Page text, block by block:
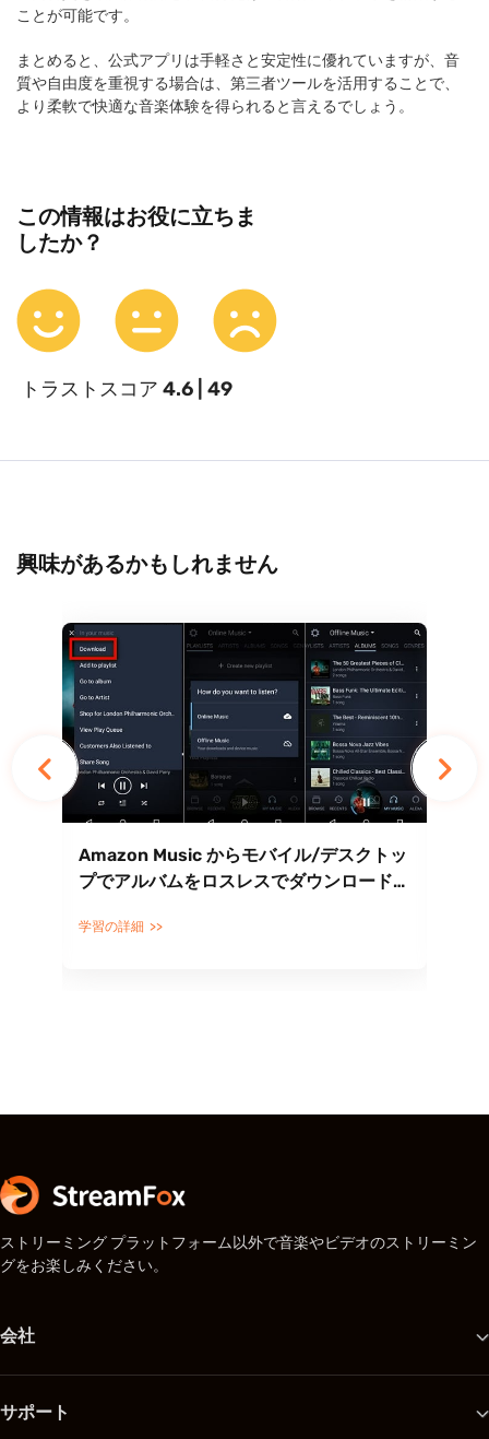
ことが可能です。
まとめると、公式アプリは手軽さと安定性に優れていますが、音
質や自由度を重視する場合は、第三者ツールを活用することで、
より柔軟で快適な音楽体験を得られると言えるでしょう。
この情報はお役に立ちま
したか？
トラストスコア 4.6 | 49
興味があるかもしれません
Amazon Music からモバイル/デスクトッ
プでアルバムをロスレスでダウンロードす
学習の詳細
ストリーミング プラットフォーム以外で音楽やビデオのストリーミン
グをお楽しみください。
会社
サポート